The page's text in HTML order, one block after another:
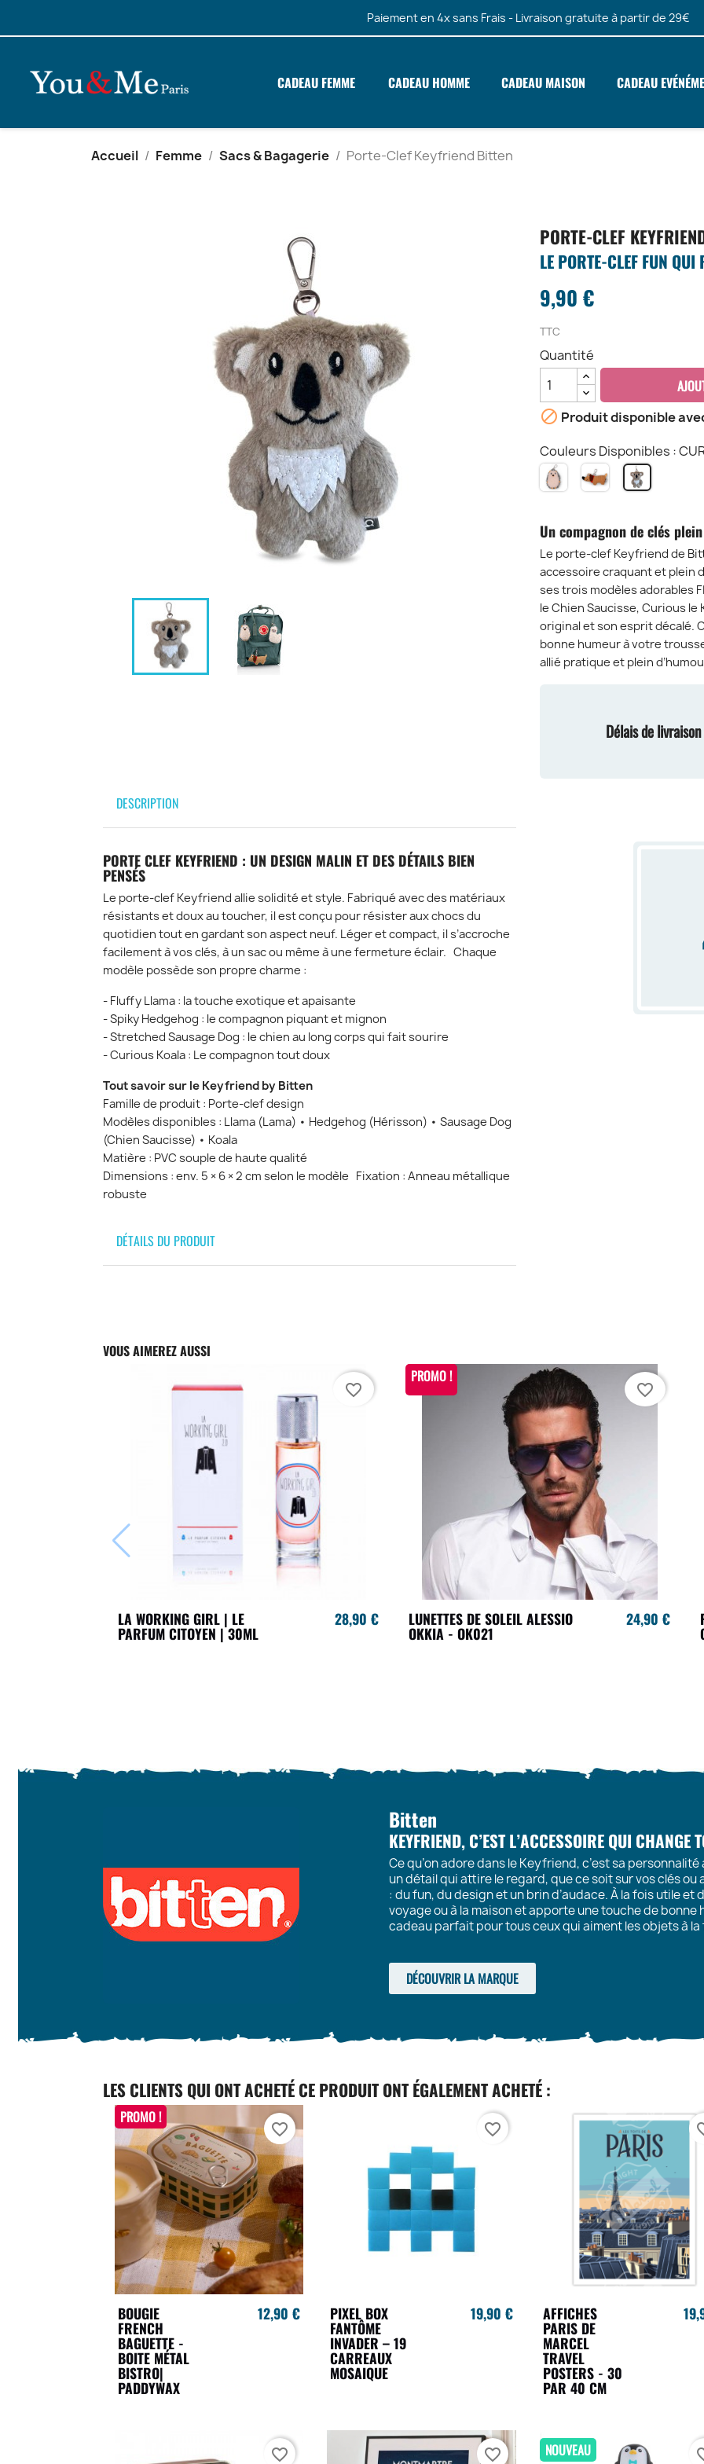
Paiement en 4x sans Frais - Livraison gratuite à partir de 29€
CADEAU FEMME CADEAU HOMME CADEAU MAISON CADEAU
Accueil Femme Sacs & Bagagerie Porte-Clef Keyfriend Bitten
PORTE-CLEF
LE PORTE-CLEF FUN
9,90 €
TTC
Quantité
 Produit disponible
Couleurs Disponibles :
SPIKY
HEDGEHOD
KERISSON
KF
STRETCHED
SAUSAGE
LE
CHIEN
SAUCISSE
KF
CUROUS
KOALA
Un compagnon de clés
Le porte-clef Keyfriend de
accessoire craquant et plein
ses trois modèles adorables
le Chien Saucisse, Curious
original et son esprit décalé.
bonne humeur à votre
allié pratique et plein
Délais de
DESCRIPTION
PORTE CLEF KEYFRIEND : UN DESIGN MALIN ET DES DÉTAILS BIEN
PENSÉS
Le porte-clef Keyfriend allie solidité et style. Fabriqué avec des matériaux
résistants et doux au toucher, il est conçu pour résister aux chocs du
quotidien tout en gardant son aspect neuf. Léger et compact, il s’accroche
facilement à vos clés, à un sac ou même à une fermeture éclair. Chaque
modèle possède son propre charme :
- Fluffy Llama : la touche exotique et apaisante
- Spiky Hedgehog : le compagnon piquant et mignon
- Stretched Sausage Dog : le chien au long corps qui fait sourire
- Curious Koala : Le compagnon tout doux
Tout savoir sur le Keyfriend by Bitten
Famille de produit : Porte-clef design
Modèles disponibles : Llama (Lama) • Hedgehog (Hérisson) • Sausage Dog
(Chien Saucisse) • Koala
Matière : PVC souple de haute qualité
Dimensions : env. 5 × 6 × 2 cm selon le modèle Fixation : Anneau métallique
robuste
DÉTAILS DU PRODUIT
VOUS AIMEREZ AUSSI
LA WORKING GIRL | LE
PARFUM CITOYEN | 30ML
28,90 €
favorite_border
LUNETTES DE SOLEIL ALESSIO
OKKIA - OK021
24,90 €
PROMO !
favorite_border
Bitten
KEYFRIEND, C’EST L’ACCESSOIRE QUI CHANGE
Ce qu’on adore dans le Keyfriend, c’est sa
un détail qui attire le regard, que ce soit sur vos clés
: du fun, du design et un brin d’audace. À la fois utile
voyage ou à la maison et apporte une touche de bonne
cadeau parfait pour tous ceux qui aiment les objets à
DÉCOUVRIR LA MARQUE
LES CLIENTS QUI ONT ACHETÉ CE PRODUIT ONT ÉGALEMENT ACHETÉ :
BOUGIE
FRENCH
BAGUETTE -
BOITE MÉTAL
BISTRO|
PADDYWAX
12,90 €
PROMO !
favorite_border
PIXEL BOX
FANTÔME
INVADER – 19
CARREAUX
MOSAIQUE
19,90 €
favorite_border
AFFICHES
PARIS DE
MARCEL
TRAVEL
POSTERS - 30
PAR 40 CM
favorite_border favorite_border NOUVEAU